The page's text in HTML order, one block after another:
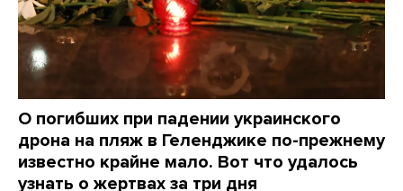
О погибших при падении украинского
дрона на пляж в Геленджике по-прежнему
известно крайне мало. Вот что удалось
узнать о жертвах за три дня